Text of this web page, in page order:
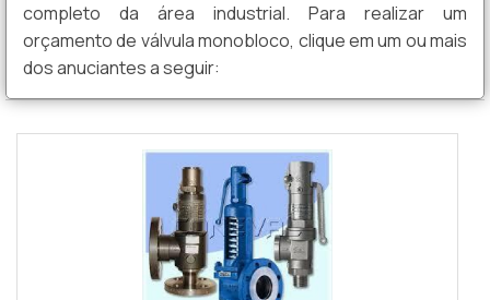
completo da área industrial. Para realizar um
orçamento de válvula monobloco, clique em um ou mais
dos anuciantes a seguir: